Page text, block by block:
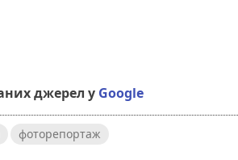
джерел у Google
фоторепортаж